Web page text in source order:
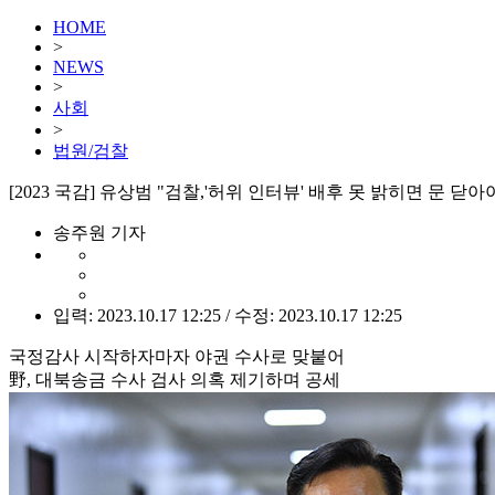
HOME
>
NEWS
>
사회
>
법원/검찰
[2023 국감] 유상범 "검찰,'허위 인터뷰' 배후 못 밝히면 문 닫아
송주원 기자
입력: 2023.10.17 12:25 / 수정: 2023.10.17 12:25
국정감사 시작하자마자 야권 수사로 맞붙어
野, 대북송금 수사 검사 의혹 제기하며 공세